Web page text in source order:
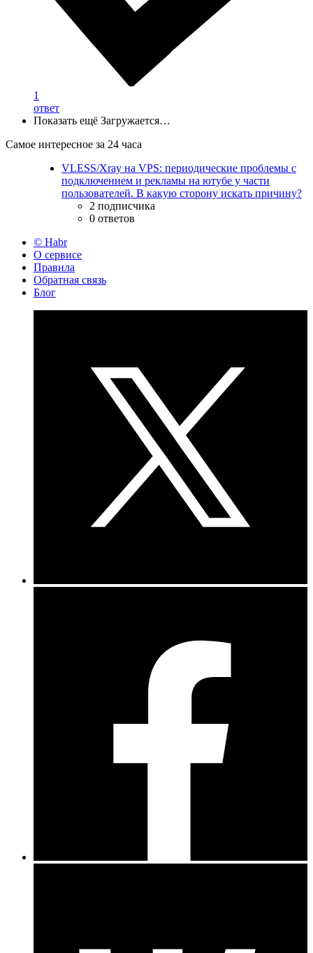
1
ответ
Показать ещё Загружается…
Самое интересное за 24 часа
VLESS/Xray на VPS: периодические проблемы с
подключением и рекламы на ютубе у части
пользователей. В какую сторону искать причину?
2 подписчика
0 ответов
© Habr
О сервисе
Правила
Обратная связь
Блог